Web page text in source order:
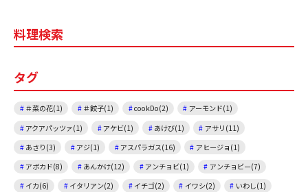
b
o
k
料理検索
タグ
＃菜の花(1) ＃餃子(1) cookDo(2)
アーモンド(1)
アクアパッツァ(1)
アケビ(1) あけび(1)
アサリ(11)
あさり(3)
アジ(1) アスパラガス(16)
アヒージョ(1)
アボカド(8)
あんかけ(12) アンチョビ(1)
アンチョビー(7)
イカ(6)
イタリアン(2) イチゴ(2) イワシ(2)
いわし(1)